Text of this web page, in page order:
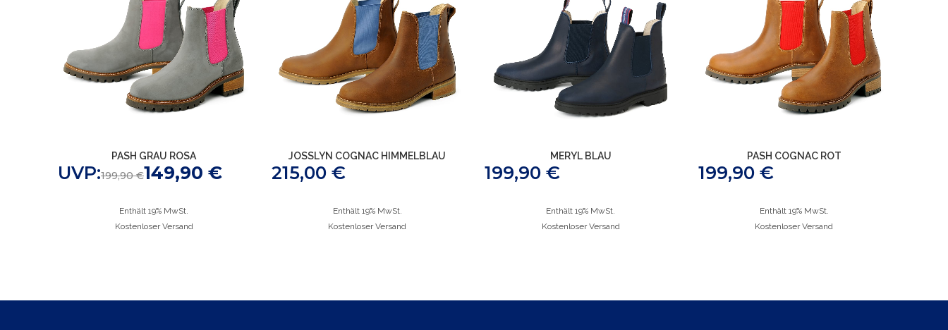
PASH GRAU ROSA
UVP:199,90€149,90 €
Enthält 19% MwSt.
Kostenloser Versand
JOSSLYN COGNAC HIMMELBLAU
215,00 €
Enthält 19% MwSt.
Kostenloser Versand
MERYL BLAU
199,90 €
Enthält 19% MwSt.
Kostenloser Versand
PASH COGNAC ROT
199,90 €
Enthält 19% MwSt.
Kostenloser Versand